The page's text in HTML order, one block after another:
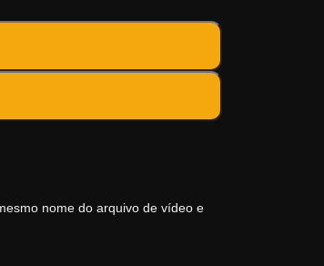
nome do arquivo de vídeo e